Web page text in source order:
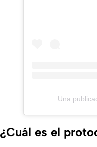
Una
¿Cuál es el